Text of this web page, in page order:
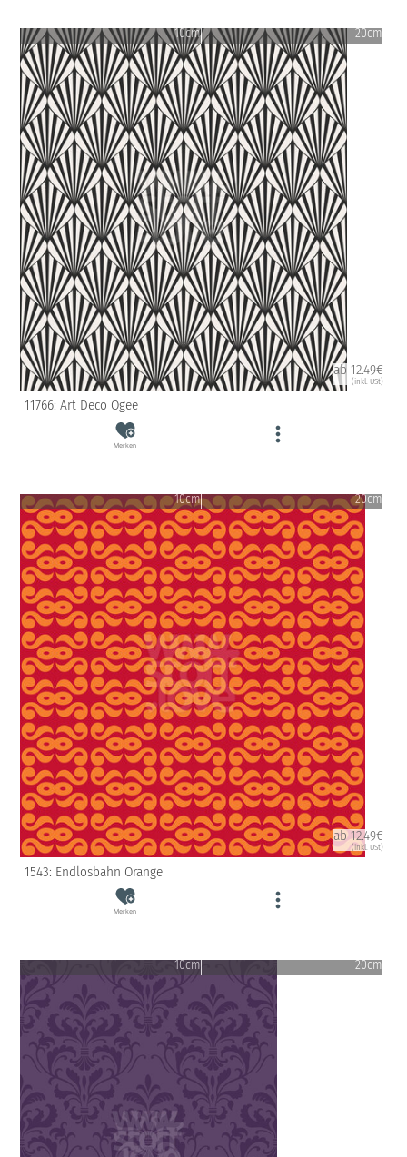
10cm 20cm
ab 12.49€
(inkl. USt)
11766: Art Deco Ogee
Merken
10cm 20cm
ab 12.49€
(inkl. USt)
1543: Endlosbahn Orange
Merken
10cm 20cm